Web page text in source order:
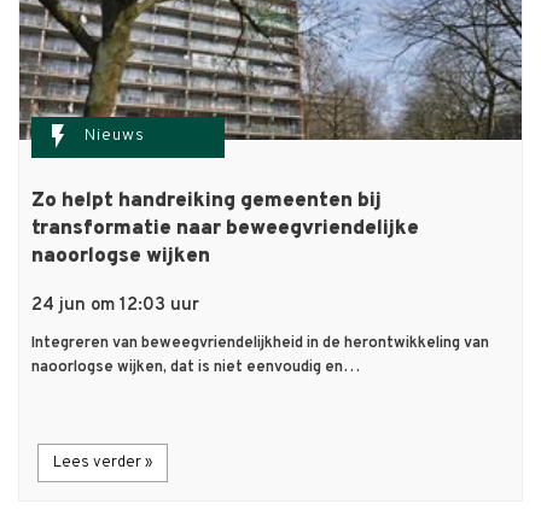
flash_on Nieuws
Zo helpt handreiking gemeenten bij
transformatie naar beweegvriendelijke
naoorlogse wijken
24 jun om 12:03 uur
Integreren van beweegvriendelijkheid in de herontwikkeling van
naoorlogse wijken, dat is niet eenvoudig en…
Lees verder »